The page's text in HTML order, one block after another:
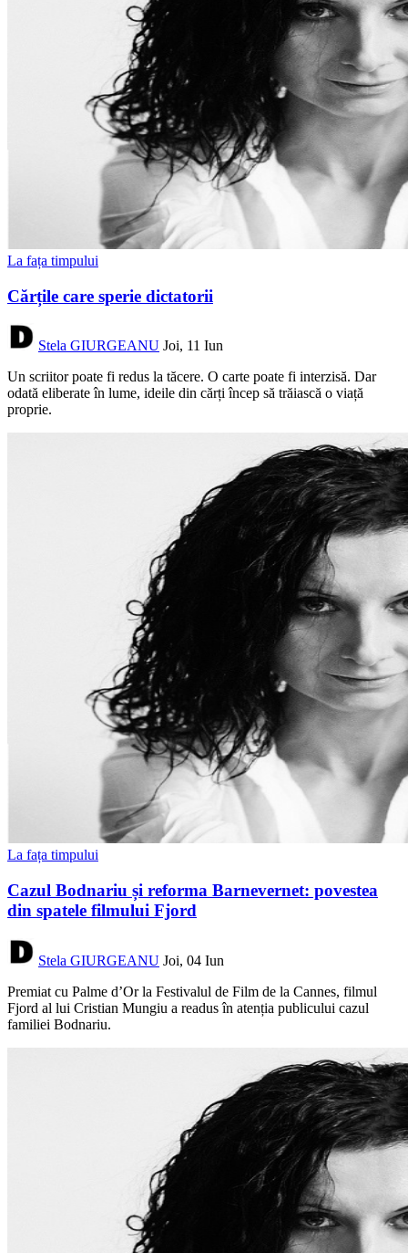
La fața timpului
Cărțile care sperie dictatorii
Stela GIURGEANU Joi, 11 Iun
Un scriitor poate fi redus la tăcere. O carte poate fi interzisă. Dar
odată eliberate în lume, ideile din cărți încep să trăiască o viață
proprie.
La fața timpului
Cazul Bodnariu și reforma Barnevernet: povestea
din spatele filmului Fjord
Stela GIURGEANU Joi, 04 Iun
Premiat cu Palme d’Or la Festivalul de Film de la Cannes, filmul
Fjord al lui Cristian Mungiu a readus în atenția publicului cazul
familiei Bodnariu.